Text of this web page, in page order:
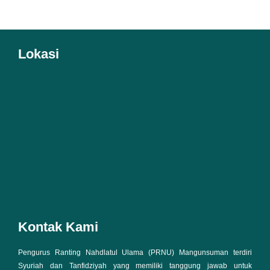
Lokasi
Kontak Kami
Pengurus Ranting Nahdlatul Ulama (PRNU) Mangunsuman terdiri
Syuriah dan Tanfidziyah yang memiliki tanggung jawab untuk